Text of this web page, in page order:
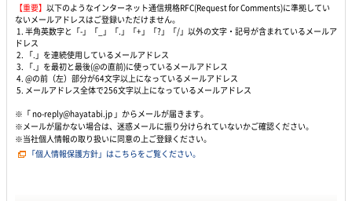
【重要】 以下のようなインターネット通信規格RFC(Request for Comments)に準拠してい
ないメールアドレスはご登録いただけません。
1. 半角英数字と「-」「_」「.」「+」「?」「/」以外の文字・記号が含まれているメールア
ドレス
2. 「.」を連続使用しているメールアドレス
3. 「.」を最初と最後(@の直前)に使っているメールアドレス
4. @の前（左）部分が64文字以上になっているメールアドレス
5. メールアドレス全体で256文字以上になっているメールアドレス
※「 no-reply@hayatabi.jp 」からメールが届きます。
※メールが届かない場合は、迷惑メールに振り分けられていないかご確認ください。
※当社個人情報の取り扱いに同意の上ご登録ください。
「個人情報保護方針」はこちらをご覧ください。